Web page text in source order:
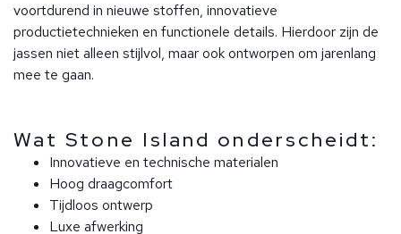
voortdurend in nieuwe stoffen, innovatieve
productietechnieken en functionele details. Hierdoor zijn de
jassen niet alleen stijlvol, maar ook ontworpen om jarenlang
mee te gaan.
Wat Stone Island onderscheidt:
Innovatieve en technische materialen
Hoog draagcomfort
Tijdloos ontwerp
Luxe afwerking